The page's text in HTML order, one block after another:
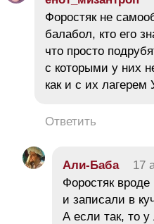
Форостяк не
балабол, кто его
что просто
с которыми у них
как и с их лагерем
Ответить
Али-Баба 17
Форостяк
и записали в
А если так, то